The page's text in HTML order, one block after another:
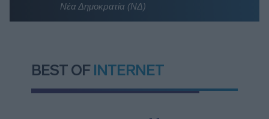
Νέα Δημοκρατία (ΝΔ)
BEST OF INTERNET